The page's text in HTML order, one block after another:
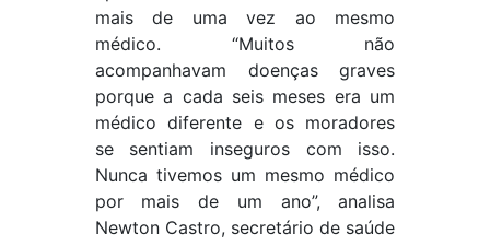
mais de uma vez ao mesmo
médico. “Muitos não
acompanhavam doenças graves
porque a cada seis meses era um
médico diferente e os moradores
se sentiam inseguros com isso.
Nunca tivemos um mesmo médico
por mais de um ano”, analisa
Newton Castro, secretário de saúde